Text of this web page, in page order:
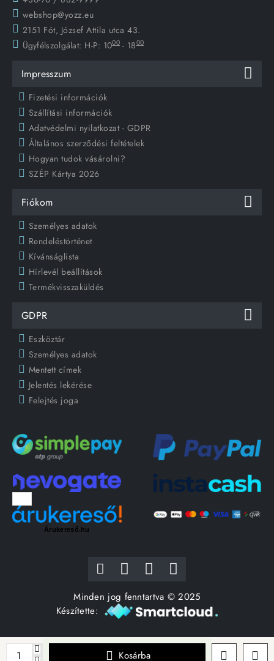
Kosárba
webshop@yozz.eu
2151 Fót, József Attila utca 43.
Ügyfélszolgálat: H-P: 1000 - 1800
Impresszum
Fizetési információk
Szállítási információk
Adatvédelmi nyilatkozat - GDPR
Általános szerződési feltételek
Hogyan tudok vásárolni?
SZÉP Kártya 2026
Fiókom
Személyes adatok
Rendeléstörténet
Kívánságlista
Hírlevél beállítások
Termékvisszaküldés
GDPR
Eszköztár
Személyes adatok
Mentett címek
Jelentés lekérése
Felejtés joga
Árukereső.hu
Minden jog fenntartva © 2025
Készítette: